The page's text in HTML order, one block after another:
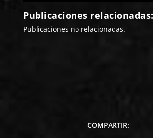
Publicaciones relacionadas:
Publicaciones no relacionadas.
COMPARTIR: